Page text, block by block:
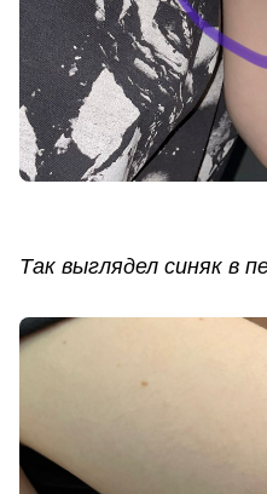
Так выглядел синяк в